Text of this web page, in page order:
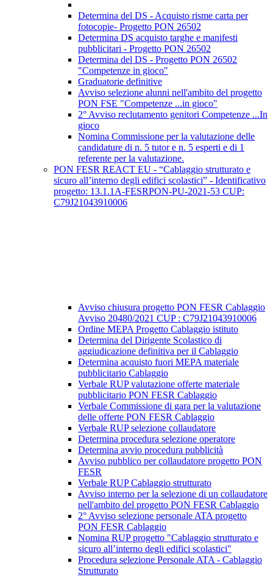
Determina del DS - Acquisto risme carta per
fotocopie- Progetto PON 26502
Determina DS acquisto targhe e manifesti
pubblicitari - Progetto PON 26502
Determina del DS - Progetto PON 26502
"Competenze in gioco"
Graduatorie definitive
Avviso selezione alunni nell'ambito del progetto
PON FSE "Competenze ...in gioco"
2° Avviso reclutamento genitori Competenze ...In
gioco
Nomina Commissione per la valutazione delle
candidature di n. 5 tutor e n. 5 esperti e di 1
referente per la valutazione.
PON FESR REACT EU - “Cablaggio strutturato e
sicuro all’interno degli edifici scolastici” - Identificativo
progetto: 13.1.1A-FESRPON-PU-2021-53 CUP:
C79J21043910006
Avviso chiusura progetto PON FESR Cablaggio
Avviso 20480/2021 CUP : C79J21043910006
Ordine MEPA Progetto Cablaggio istituto
Determina del Dirigente Scolastico di
aggiudicazione definitiva per il Cablaggio
Determina acquisto fuori MEPA materiale
pubblicitario Cablaggio
Verbale RUP valutazione offerte materiale
pubblicitario PON FESR Cablaggio
Verbale Commissione di gara per la valutazione
delle offerte PON FESR Cablaggio
Verbale RUP selezione collaudatore
Determina procedura selezione operatore
Determina avvio procedura pubblicità
Avviso pubblico per collaudatore progetto PON
FESR
Verbale RUP Cablaggio strutturato
Avviso interno per la selezione di un collaudatore
nell'ambito del progetto PON FESR Cablaggio
2° Avviso selezione personale ATA progetto
PON FESR Cablaggio
Nomina RUP progetto "Cablaggio strutturato e
sicuro all’interno degli edifici scolastici"
Procedura selezione Personale ATA - Cablaggio
Strutturato